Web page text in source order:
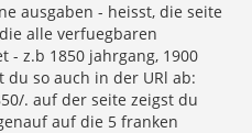
ausgaben - heisst, die seite
alle verfuegbaren
- z.b 1850 jahrgang, 1900
so auch in der URl ab:
. auf der seite zeigst du
auf die 5 franken